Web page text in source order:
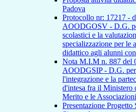
Padova
Protocollo nr: 17217 -
AOODGOSV - D.G.
scolastici e la
specializzazione per le
didattico agli alunni con
Nota M.I.M n. 887 del
AOODGSIP - D.G.
l'integrazione e la
d'intesa fra il Ministero
Merito e le
Presentazione